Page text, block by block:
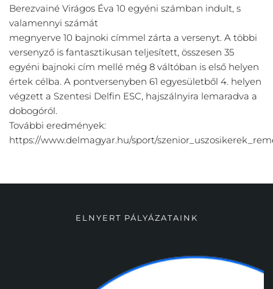
Berezvainé Virágos Éva 10 egyéni számban indult, s
valamennyi számát
megnyerve 10 bajnoki címmel zárta a versenyt. A többi
versenyző is fantasztikusan teljesített, összesen 35
egyéni bajnoki cím mellé még 8 váltóban is első helyen
értek célba. A pontversenyben 61 egyesületből 4. helyen
végzett a Szentesi Delfin ESC, hajszálnyira lemaradva a
dobogóról.
További eredmények:
https://www.delmagyar.hu/sport/
ELNYERT PÁLYÁZATAINK